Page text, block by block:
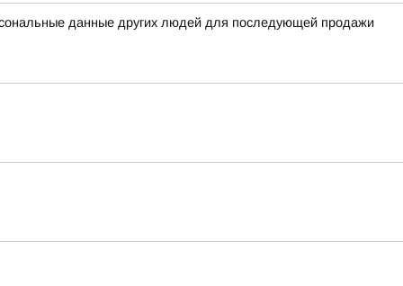
данные других людей для последующей продажи